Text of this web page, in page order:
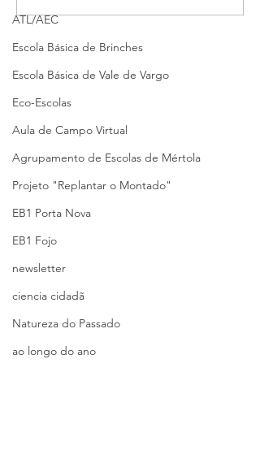
ATL/AEC
Escola Básica de Brinches
Escola Básica de Vale de Vargo
Eco-Escolas
Aula de Campo Virtual
Agrupamento de Escolas de Mértola
Projeto "Replantar o Montado"
EB1 Porta Nova
EB1 Fojo
newsletter
ciencia cidadã
Natureza do Passado
ao longo do ano